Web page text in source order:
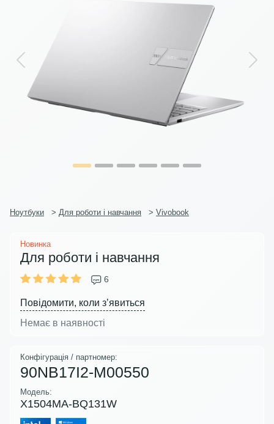
Previous Next
Ноутбуки > Для роботи і навчання > Vivobook
Новинка
Для роботи і навчання
6
Повідомити, коли з’явиться
Немає в наявності
Конфігурація / партномер:
90NB17I2-M00550
Модель:
X1504MA-BQ131W